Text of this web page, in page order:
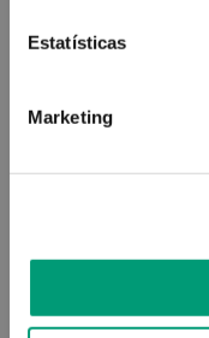
Estatísticas
Marketing
BIOACTIVO